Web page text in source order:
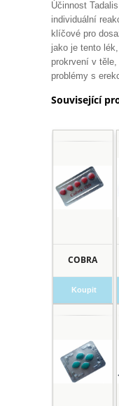
Účinnost
individuální
klíčové pro
jako je tento
prokrvení v
problémy s
Související
COBRA
Koupit